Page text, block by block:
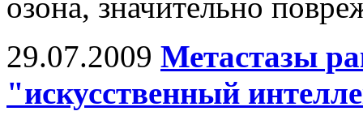
озона, значительно
29.07.2009 Метастазы
"искусственный